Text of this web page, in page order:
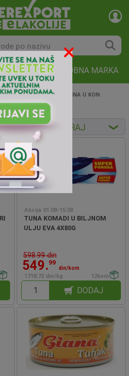
AKCIJE ROBNA MARKA
U KONZERVI ❯TUNJEVINA U KON
(popust)
SORTIRAJ ❮
Akcija 01.08-15.08
TUNA KOMADI U BILJNOM
ULJU EVA 4X80G
598.99 din
549.99
din/kom
1718.72 din/kg
12kom
DODAJ